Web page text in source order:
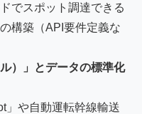
でスポット調達できる
構築（API要件定義な
）」とデータの標準化
」や自動運転幹線輸送